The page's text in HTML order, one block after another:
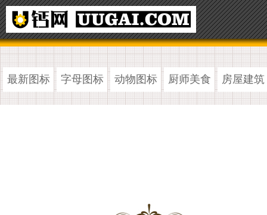
最新图标 字母图标 动物图标 厨师美食 房屋建筑